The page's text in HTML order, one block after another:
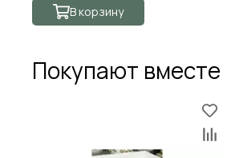
В корзину
Покупают вместе